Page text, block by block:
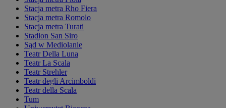
Stacja metra Rho Fiera
Stacja metra Romolo
Stacja metra Turati
Stadion San Siro
Sąd w Mediolanie
Teatr Della Luna
Teatr La Scala
Teatr Strehler
Teatr degli Arcimboldi
Teatr della Scala
Tum